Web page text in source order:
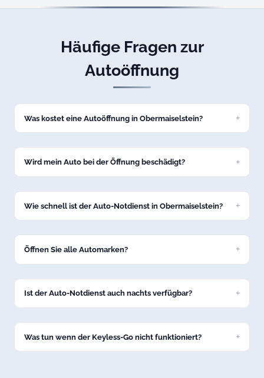
Häufige Fragen zur
Autoöffnung
Was kostet eine Autoöffnung in Obermaiselstein?
Festpreis. Den genauen Preis nennen wir Ihnen am Telefon,
bevor wir nach Obermaiselstein losfahren.
Wird mein Auto bei der Öffnung beschädigt?
schadenfrei mit professionellem Spezialwerkzeug. Keine
Kratzer, keine Dellen.
Wie schnell ist der Auto-Notdienst in Obermaiselstein?
Obermaiselstein bei Ihrem Fahrzeug.
Öffnen Sie alle Automarken?
Marken: VW, BMW, Mercedes, Audi, Opel, Ford, Toyota und
viele weitere.
Ist der Auto-Notdienst auch nachts verfügbar?
erreichbar – auch nachts und an Feiertagen.
Was tun wenn der Keyless-Go nicht funktioniert?